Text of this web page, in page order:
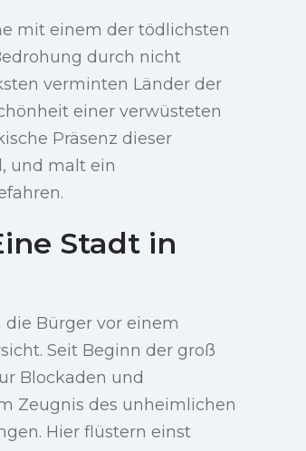
mit einem der tödlichsten
durch nicht
verminten Länder der
einer verwüsteten
Präsenz dieser
und malt ein
Stadt in
die Bürger vor einem
Seit Beginn der groß
Blockaden und
Zeugnis des unheimlichen
Hier flüstern einst